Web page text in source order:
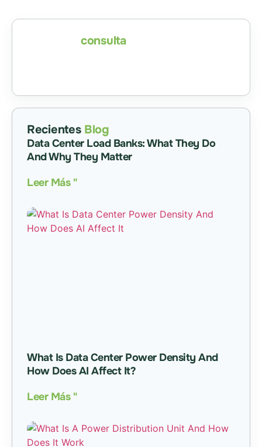
consulta
Recientes Blog
Data Center Load Banks: What They Do
And Why They Matter
Leer Más "
What Is Data Center Power Density And
How Does AI Affect It?
Leer Más "